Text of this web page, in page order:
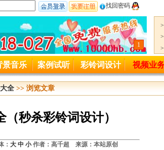
找回密码
8818-027起用
为4008818027,特此通知。
1
景音乐 案例试听 彩铃词设计 视频业
全>> 浏览文章
秒杀彩铃词设计）
： 大 中 小作者：高千超 来源：本站原创